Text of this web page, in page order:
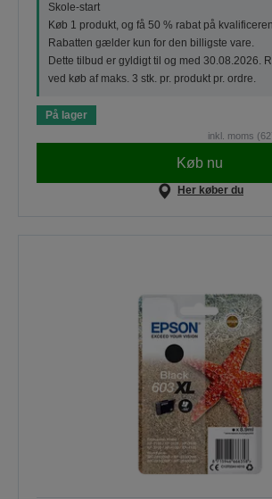
Skole-start
Køb 1 produkt, og få 50 % rabat på
Rabatten gælder kun for den billigste vare.
Dette tilbud er gyldigt til og med 30.08.2026.
ved køb af maks. 3 stk. pr. produkt pr. ordre.
På lager
inkl. moms
Køb nu
Her køber du